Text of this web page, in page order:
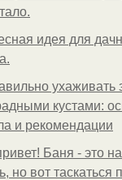
идея для
ухаживать
кустами:
и рекомендации
Баня - это
но вот таскаться